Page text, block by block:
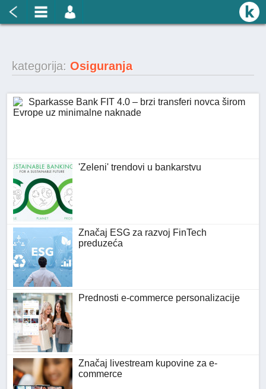
kategorija: Osiguranja
Sparkasse Bank FIT 4.0 – brzi transferi novca širom
Evrope uz minimalne naknade
'Zeleni' trendovi u bankarstvu
Značaj ESG za razvoj FinTech
preduzeća
Prednosti e-commerce personalizacije
Značaj livestream kupovine za e-
commerce